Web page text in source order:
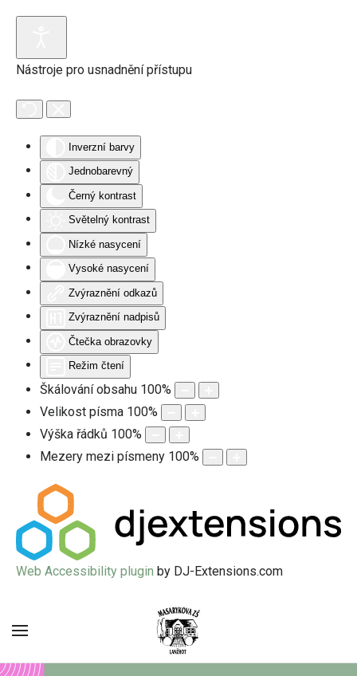
Nástroje pro usnadnění přístupu
Inverzní barvy
Jednobarevný
Černý kontrast
Světelný kontrast
Nízké nasycení
Vysoké nasycení
Zvýraznění odkazů
Zvýraznění nadpisů
Čtečka obrazovky
Režim čtení
Škálování obsahu 100%
Velikost písma 100%
Výška řádků 100%
Mezery mezi písmeny 100%
Web Accessibility plugin by DJ-Extensions.com